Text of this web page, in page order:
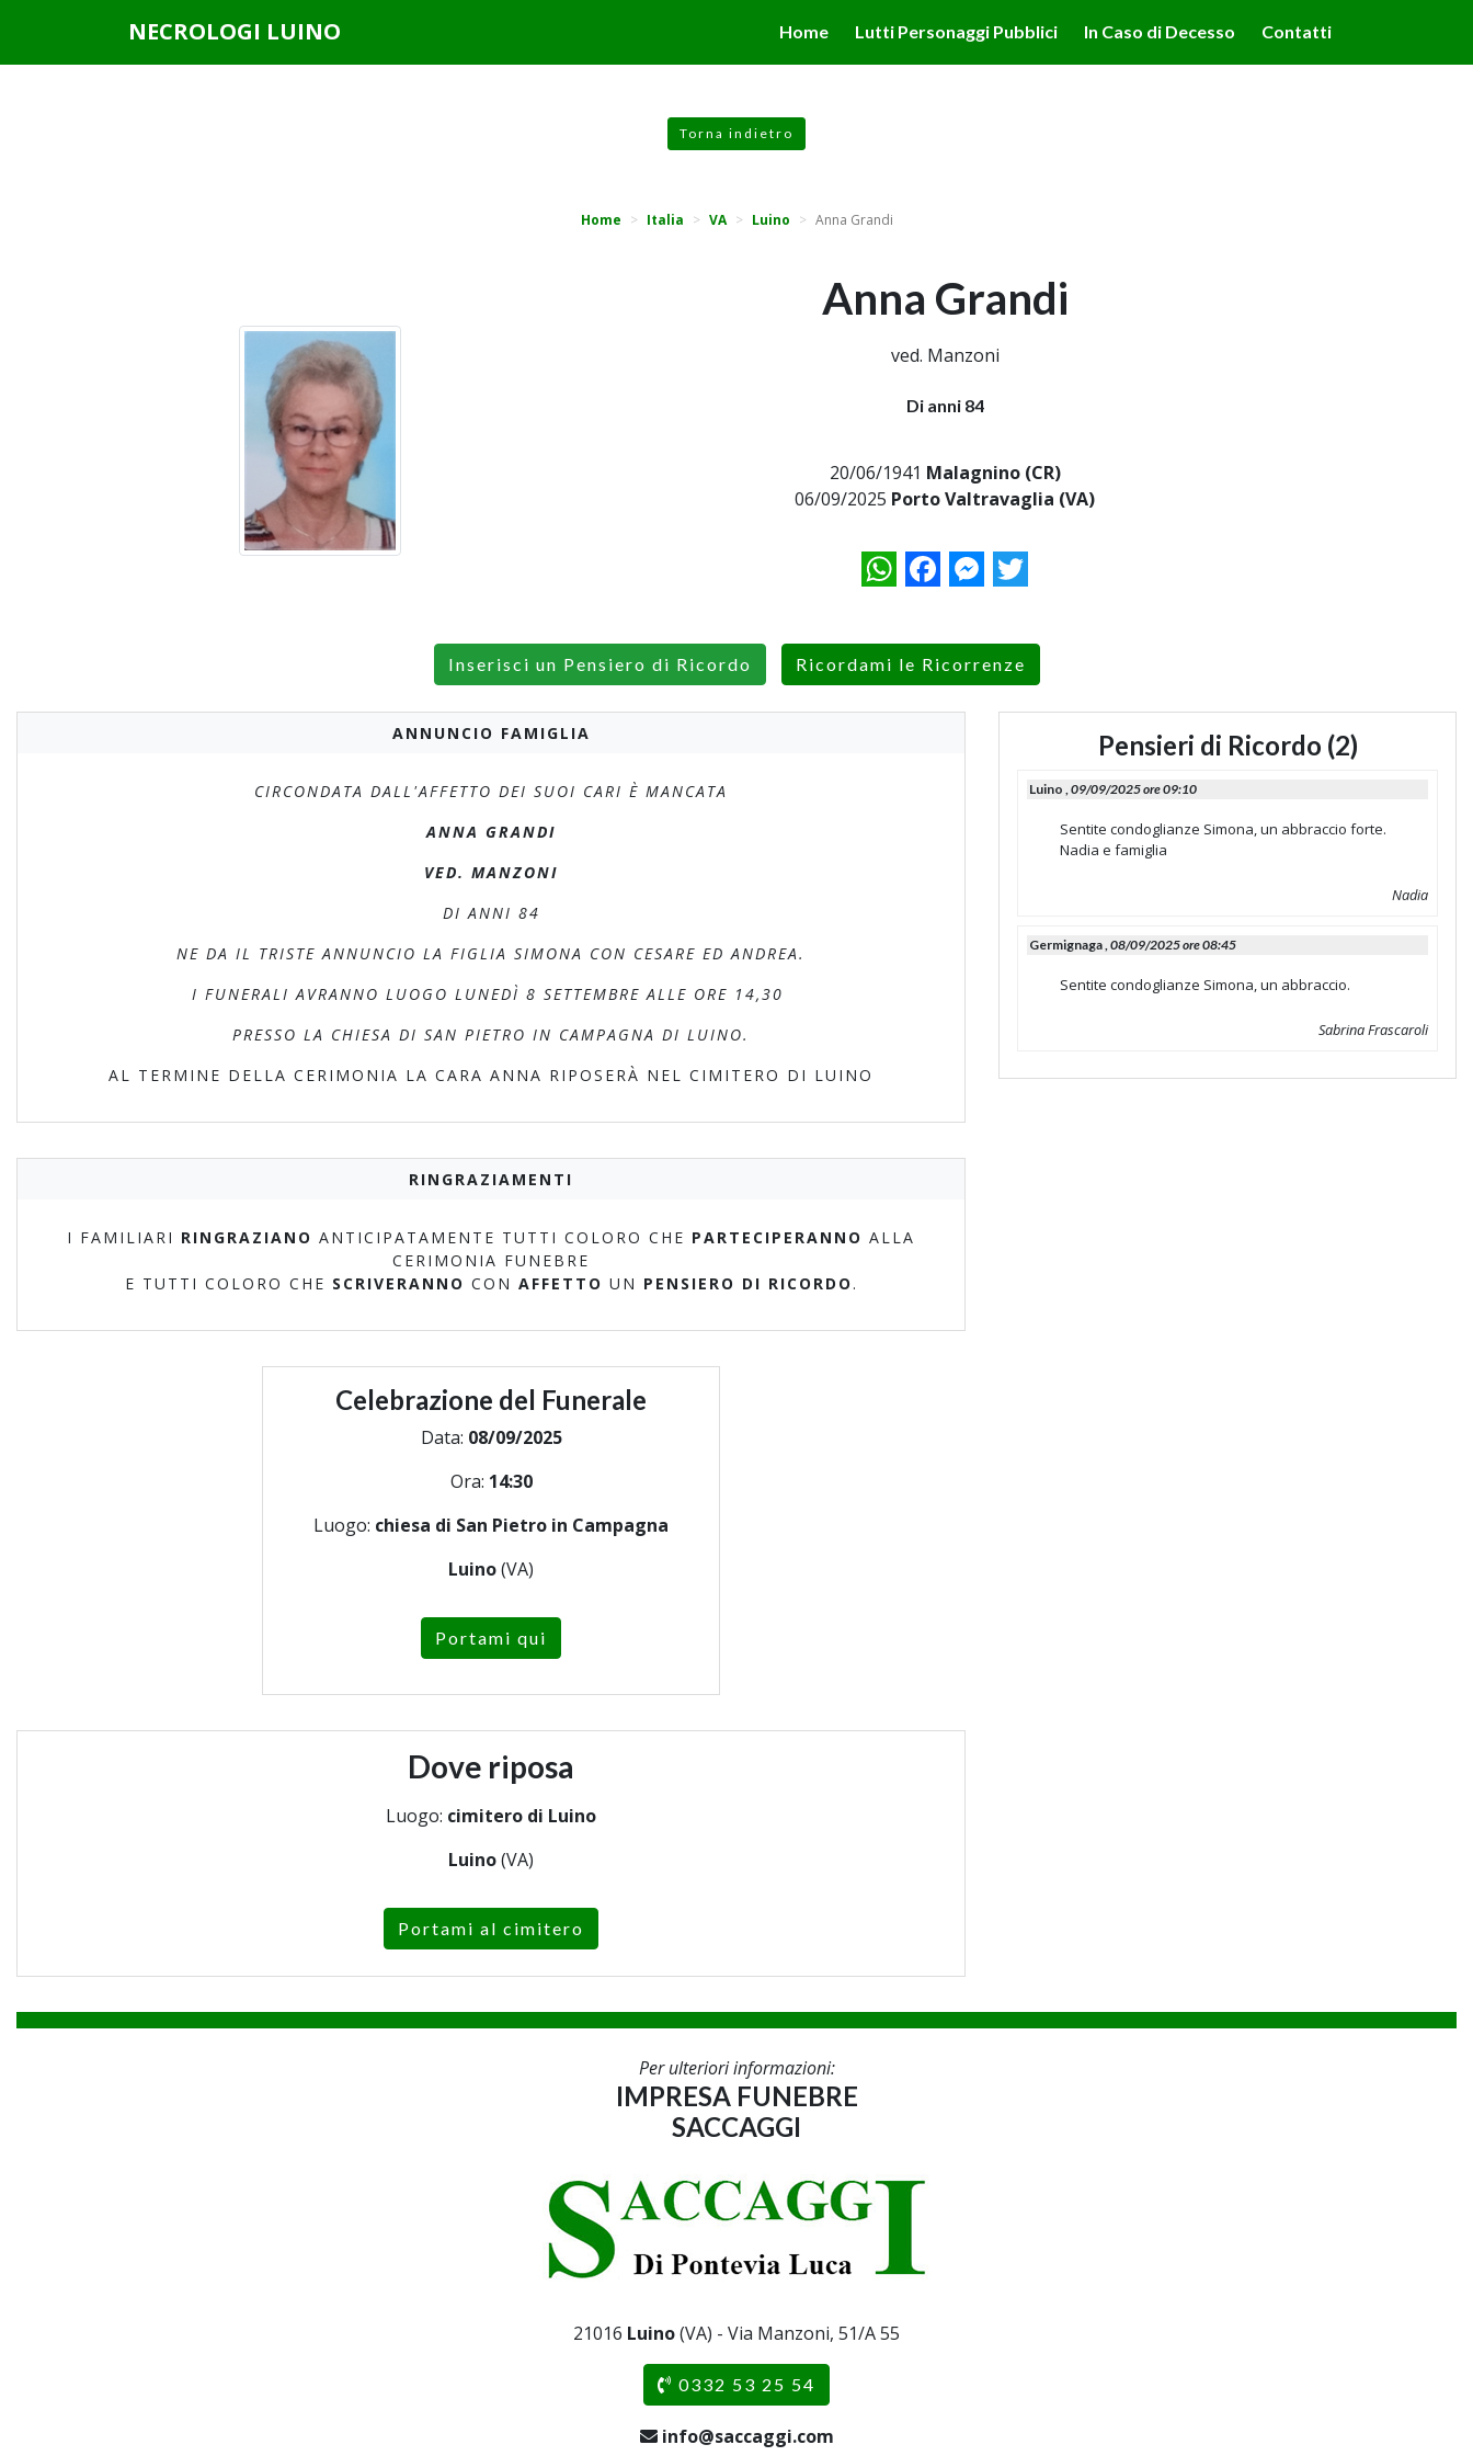
NECROLOGI LUINO Home Lutti Personaggi Pubblici In Caso di Decesso Contatti
Torna indietro
Home Italia VA Luino Anna Grandi
Anna Grandi
ved. Manzoni
Di anni 84
20/06/1941 Malagnino (CR)
06/09/2025 Porto Valtravaglia (VA)
WhatsAppFacebookMessenger
Twitter
Inserisci un Pensiero di Ricordo Ricordami le Ricorrenze
ANNUNCIO FAMIGLIA
CIRCONDATA DALL'AFFETTO DEI SUOI CARI È MANCATA
ANNA GRANDI
VED. MANZONI
DI ANNI 84
NE DA IL TRISTE ANNUNCIO LA FIGLIA SIMONA CON CESARE ED ANDREA.
I FUNERALI AVRANNO LUOGO LUNEDÌ 8 SETTEMBRE ALLE ORE 14,30
PRESSO LA CHIESA DI SAN PIETRO IN CAMPAGNA DI LUINO.
AL TERMINE DELLA CERIMONIA LA CARA ANNA RIPOSERÀ NEL CIMITERO DI LUINO
RINGRAZIAMENTI
I FAMILIARI RINGRAZIANO ANTICIPATAMENTE TUTTI COLORO CHE PARTECIPERANNO ALLA
CERIMONIA FUNEBRE
E TUTTI COLORO CHE SCRIVERANNO CON AFFETTO UN PENSIERO DI RICORDO .
Celebrazione del Funerale
Data: 08/09/2025
Ora: 14:30
Luogo: chiesa di San Pietro in Campagna
Luino(VA)
Portami qui
Dove riposa
Luogo: cimitero di Luino
Luino(VA)
Portami al cimitero
Pensieri di Ricordo (2)
Luino ,09/09/2025 ore 09:10
Sentite condoglianze Simona, un abbraccio forte.
Nadia e famiglia
Nadia
Germignaga ,08/09/2025 ore 08:45
Sentite condoglianze Simona, un abbraccio.
Sabrina Frascaroli
Per ulteriori informazioni:
IMPRESA FUNEBRE
SACCAGGI
21016 Luino(VA) - Via Manzoni, 51/A 55
0332 53 25 54
info@saccaggi.com
scorrendo questa pagina, cliccando su un link o proseguendo la navigazione in altra maniera, acconsenti all'uso dei cookie. Ulteriori informazioni